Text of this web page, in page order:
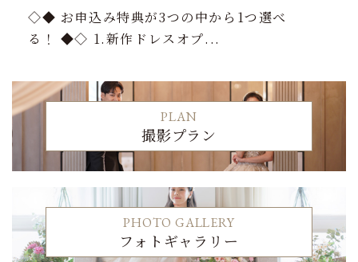
◇◆ お申込み特典が3つの中から1つ選べ
る！ ◆◇ 1.新作ドレスオプ...
PLAN
撮影プラン
PHOTO GALLERY
フォトギャラリー